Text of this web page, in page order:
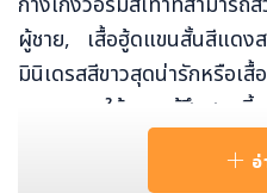
ผู้ชาย, เสื้อฮู้ดแขนสั้นสีแดงส
มินิเดรสสีขาวสุดน่ารักหรือเ
รงกางเกงให้ความรู้สึกสนุก
รถนำมามิกซ์แอนด์แมทได้อย่
ชั่นสุดพิเศษของแบรนด์